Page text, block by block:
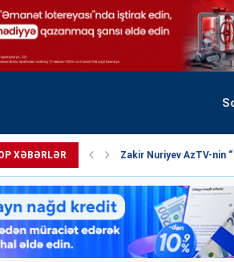
XƏBƏRLƏR Zakir Nuriyev AzTV-nin